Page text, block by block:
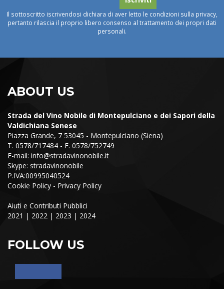
Il sottoscritto iscrivendosi dichiara di aver letto le condizioni sulla privacy,
pertanto rilascia il proprio libero consenso al trattamento dei propri dati
personali.
ABOUT US
Strada del Vino Nobile di Montepulciano e dei Sapori della
Valdichiana Senese
Piazza Grande, 7 53045 - Montepulciano (Siena)
T. 0578/717484 - F. 0578/752749
E-mail: info@stradavinonobile.it
Skype: stradavinonobile
P.IVA:00995040524
Cookie Policy - Privacy Policy
Aiuti e Contributi Pubblici
2021 | 2022 | 2023 | 2024
FOLLOW US